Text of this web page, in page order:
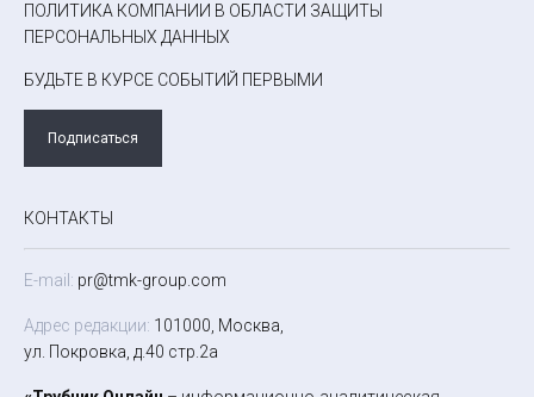
ПОЛИТИКА КОМПАНИИ В ОБЛАСТИ ЗАЩИТЫ
ПЕРСОНАЛЬНЫХ ДАННЫХ
БУДЬТЕ В КУРСЕ СОБЫТИЙ ПЕРВЫМИ
Подписаться
КОНТАКТЫ
E-mail: pr@tmk-group.com
Адрес редакции: 101000, Москва,
ул. Покровка, д.40 стр.2а